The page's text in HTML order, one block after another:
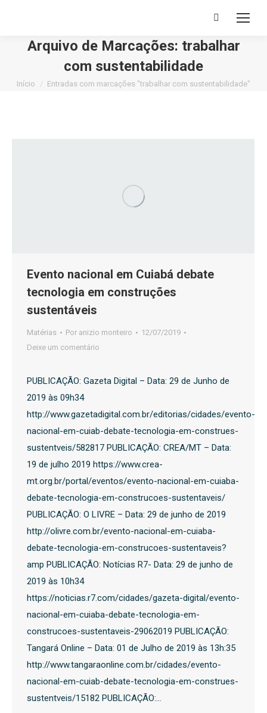
Buscar
Arquivo de Marcações: trabalhar
com sustentabilidade
Você está aqui:
Início Entradas com marcações "trabalhar com sustentabilidade"
Evento nacional em Cuiabá debate
tecnologia em construções
sustentáveis
Matérias Por anizio monteiro
12/07/2019
Deixe um comentário
PUBLICAÇÃO: Gazeta Digital – Data: 29 de Junho de
2019 às 09h34
http://www.gazetadigital.com.br/editorias/cidades/evento-
nacional-em-cuiab-debate-tecnologia-em-construes-
sustentveis/582817 PUBLICAÇÃO: CREA/MT – Data:
19 de julho 2019 https://www.crea-
mt.org.br/portal/eventos/evento-nacional-em-cuiaba-
debate-tecnologia-em-construcoes-sustentaveis/
PUBLICAÇÃO: O LIVRE – Data: 29 de junho de 2019
http://olivre.com.br/evento-nacional-em-cuiaba-
debate-tecnologia-em-construcoes-sustentaveis?
amp PUBLICAÇÃO: Notícias R7- Data: 29 de junho de
2019 às 10h34
https://noticias.r7.com/cidades/gazeta-digital/evento-
nacional-em-cuiaba-debate-tecnologia-em-
construcoes-sustentaveis-29062019 PUBLICAÇÃO:
Tangará Online – Data: 01 de Julho de 2019 às 13h:35
http://www.tangaraonline.com.br/cidades/evento-
nacional-em-cuiab-debate-tecnologia-em-construes-
sustentveis/15182 PUBLICAÇÃO:…